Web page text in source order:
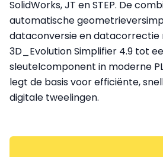
SolidWorks, JT en STEP. De
automatische
dataconversie en datacorrectie
3D_Evolution Simplifier 4.9 tot
sleutelcomponent in moderne
legt de basis voor efficiënte,
digitale tweelingen.